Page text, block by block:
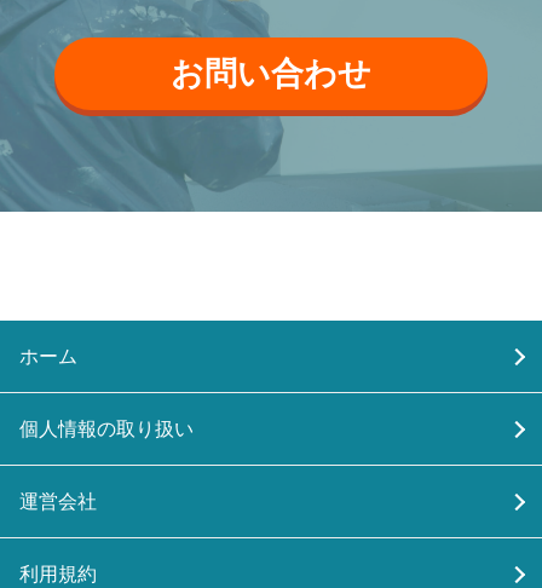
お問い合わせ
ホーム
個人情報の取り扱い
運営会社
利用規約